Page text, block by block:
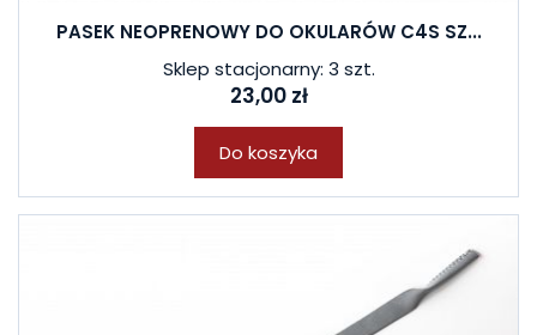
PASEK NEOPRENOWY DO OKULARÓW C4S SZ...
Sklep stacjonarny: 3 szt.
23,00 zł
Do koszyka